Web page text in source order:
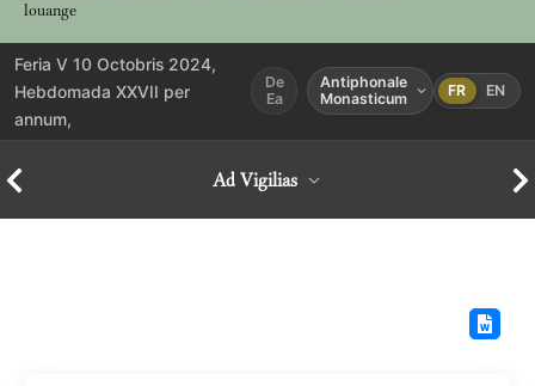
louange
Feria V 10 Octobris 2024,
Hebdomada XXVII per
annum,
De
Ea
Antiphonale
Monasticum
FR EN
Ad Vigilias